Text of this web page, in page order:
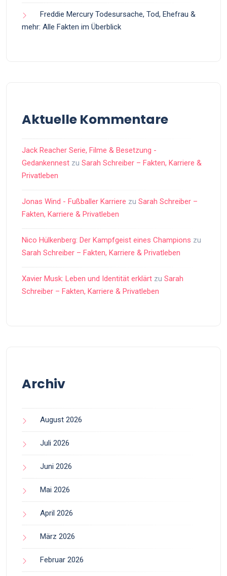
Freddie Mercury Todesursache, Tod, Ehefrau &
mehr: Alle Fakten im Überblick
Aktuelle Kommentare
Jack Reacher Serie, Filme & Besetzung -
Gedankennest zu Sarah Schreiber – Fakten, Karriere &
Privatleben
Jonas Wind - Fußballer Karriere zu Sarah Schreiber –
Fakten, Karriere & Privatleben
Nico Hülkenberg: Der Kampfgeist eines Champions zu
Sarah Schreiber – Fakten, Karriere & Privatleben
Xavier Musk: Leben und Identität erklärt zu Sarah
Schreiber – Fakten, Karriere & Privatleben
Archiv
August 2026
Juli 2026
Juni 2026
Mai 2026
April 2026
März 2026
Februar 2026